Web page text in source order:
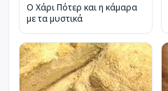
Ο Χάρι Πότερ και η κάμαρα
με τα μυστικά